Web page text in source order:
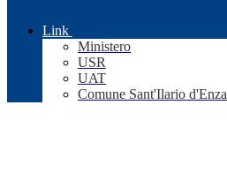
Link
Ministero
USR
UAT
Comune Sant'Ilario d'Enza